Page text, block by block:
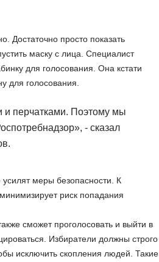
Достаточно просто показать
маску с лица. Специалист
для голосования. Она кстати
для голосования.
и перчатками. Поэтому мы
- сказал
меры безопасности. К
риск попадания
сможет проголосовать и выйти в
Избиратели должны строго
исключить скопления людей. Такие